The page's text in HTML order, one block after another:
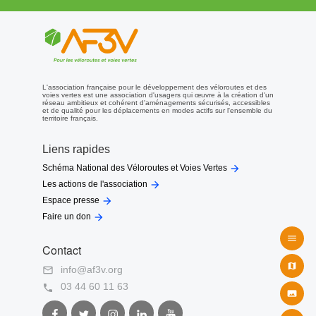
Voir article :
article du 01-11-2010
En Janvier 2011, la piste cyclable de 600m est réalisée sur le
côté gauche de l’Avenue des Costières, de largeur 2,5m, en
revêtement clair, séparée de la route par une bordure haute. Voir
Dernière mise à jour: le 11 avril 2011.
© AF3V - Tous droits réservés. Reproduction interdite sans



L'association française pour le développement des véloroutes et des
voies vertes est une association d'usagers qui œuvre à la création d'un
réseau ambitieux et cohérent d'aménagements sécurisés, accessibles
et de qualité pour les déplacements en modes actifs sur l'ensemble du
territoire français.
Liens rapides
Schéma National des Véloroutes et Voies Vertes 
Les actions de l'association 
Espace presse 
Faire un don 
Contact

info@af3v.org

03 44 60 11 63
Facebook
TwitterInstagramLinkedInYoutube